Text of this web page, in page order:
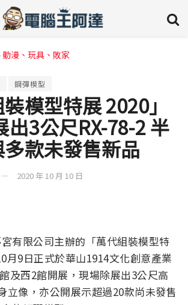
動漫、玩具、敗家
鋼彈模型
裝模型特展 2020」
出3公尺RX-78-2 半
款未發售新品
2020 年 10 月 10 日
有限公司主辦的「萬代組裝模型特
月9日正式於華山1914文化創意產業
及西2館開展，現場除展出3公尺高
立像，亦公開展示超過20款尚未發售